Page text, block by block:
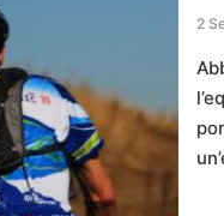
2